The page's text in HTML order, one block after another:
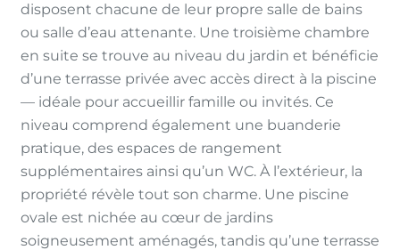
disposent chacune de leur propre salle de bains
ou salle d’eau attenante. Une troisième chambre
en suite se trouve au niveau du jardin et bénéficie
d’une terrasse privée avec accès direct à la piscine
— idéale pour accueillir famille ou invités. Ce
niveau comprend également une buanderie
pratique, des espaces de rangement
supplémentaires ainsi qu’un WC. À l’extérieur, la
propriété révèle tout son charme. Une piscine
ovale est nichée au cœur de jardins
soigneusement aménagés, tandis qu’une terrasse